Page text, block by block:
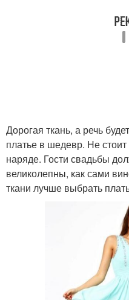
Дорогая ткань, а речь
платье в шедевр. Не
наряде. Гости свадьбы
великолепны, как сами
ткани лучше выбрать